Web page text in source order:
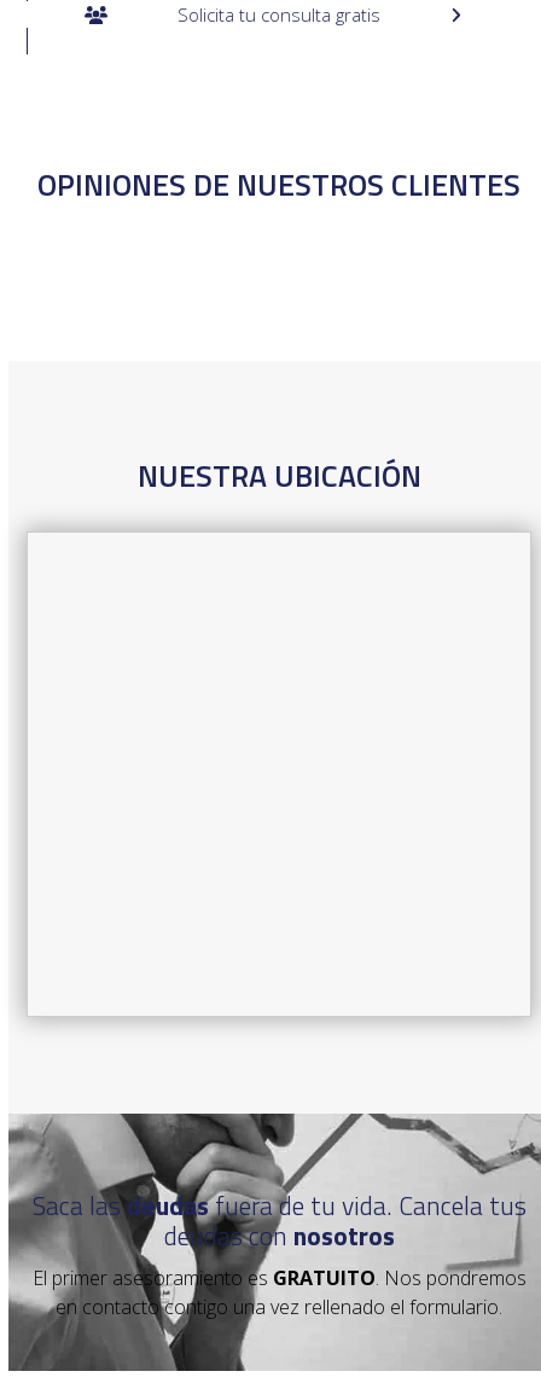
Solicita tu consulta gratis
OPINIONES DE NUESTROS CLIENTES
NUESTRA UBICACIÓN
Saca lasdeudasfuera de tu vida. Cancela tus
deudas con nosotros
El primer asesoramiento es GRATUITO. Nos pondremos
en contacto contigo una vez rellenado el formulario.